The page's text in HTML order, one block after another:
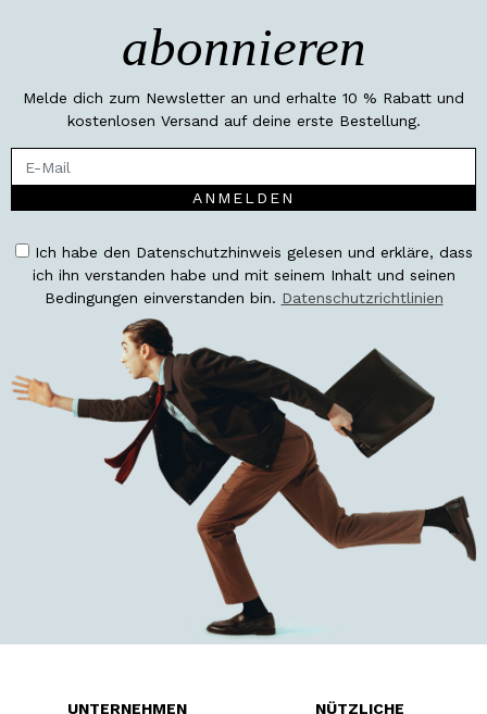
abonnieren
Melde dich zum Newsletter an und erhalte 10 % Rabatt und
kostenlosen Versand auf deine erste Bestellung.
ANMELDEN
Ich habe den Datenschutzhinweis gelesen und erkläre, dass
ich ihn verstanden habe und mit seinem Inhalt und seinen
Bedingungen einverstanden bin. Datenschutzrichtlinien
UNTERNEHMEN
NÜTZLICHE